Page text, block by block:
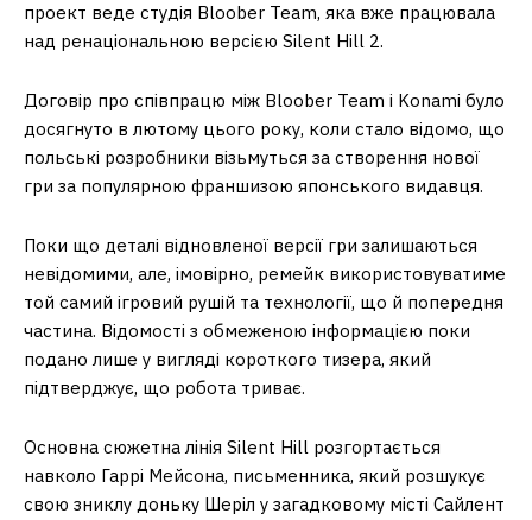
проект веде студія Bloober Team, яка вже працювала
над ренаціональною версією Silent Hill 2.
Договір про співпрацю між Bloober Team і Konami було
досягнуто в лютому цього року, коли стало відомо, що
польські розробники візьмуться за створення нової
гри за популярною франшизою японського видавця.
Поки що деталі відновленої версії гри залишаються
невідомими, але, імовірно, ремейк використовуватиме
той самий ігровий рушій та технології, що й попередня
частина. Відомості з обмеженою інформацією поки
подано лише у вигляді короткого тизера, який
підтверджує, що робота триває.
Основна сюжетна лінія Silent Hill розгортається
навколо Гаррі Мейсона, письменника, який розшукує
свою зниклу доньку Шеріл у загадковому місті Сайлент